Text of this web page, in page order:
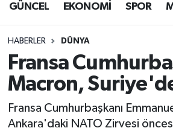
GÜNCEL EKONOMİ SPOR
HABERLER DÜNYA
Fransa
Macron,
Fransa Cumhurbaşkanı
Ankara'daki NATO Zirvesi
EKONOMİ
İSTANBUL
DÜNYA
Hava Durumu
Trafik Durumu
Süper Lig Puan Durumu ve